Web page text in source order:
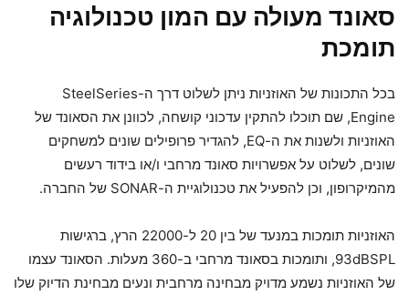
סאונד מעולה עם המון טכנולוגיה
תומכת
בכל התכונות של האוזניות ניתן לשלוט דרך ה-SteelSeries
Engine, שם תוכלו להתקין עדכוני קושחה, לכוונן את הסאונד של
האוזניות ולשנות את ה-EQ, להגדיר פרופילים שונים למשחקים
שונים, לשלוט על אפשרויות סאונד מרחבי ו/או בידוד רעשים
מהמיקרופון, וכן להפעיל את טכנולוגיית ה-SONAR של החברה.
האוזניות תומכות במנעד של בין 20 ל-22000 הרץ, ברגישות
93dBSPL, ותומכות בסאונד מרחבי ב-360 מעלות. הסאונד עצמו
של האוזניות נשמע מדויק מבחינה מרחבית ונעים מבחינת הדיוק שלו